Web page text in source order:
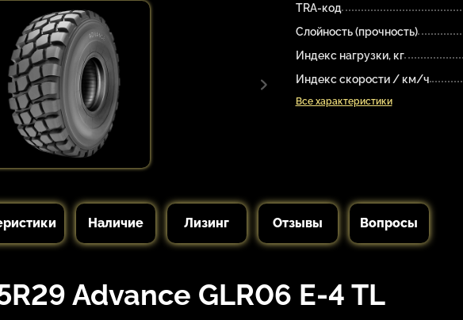
TRA-код
Слойность (прочность)
Индекс нагрузки, кг
Индекс скорости / км/ч
Все характеристики
Наличие Лизинг Отзывы Вопросы
Advance GLR06 E-4 TL